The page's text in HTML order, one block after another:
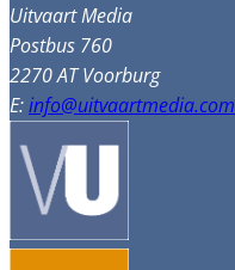
Uitvaart Media
Postbus 760
2270 AT Voorburg
E:info@uitvaartmedia.com